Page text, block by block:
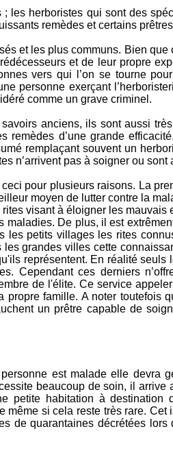
les herboristes qui sont des
remèdes et certains
et les plus communs. Bien que
et de leur propre
vers qui l’on se tourne
personne exerçant
comme un grave criminel.
anciens, ils sont aussi
remèdes d’une grande
remplaçant souvent un
n’arrivent pas à soigner ou sont
pour plusieurs raisons. La
moyen de lutter contre la
visant à éloigner les mauvais
De plus, il est
les petits villages les rites
grandes villes cette
représentent. En réalité seuls
Cependant ces derniers
de l'élite. Ce service
famille. A noter toutefois
un prêtre capable de
est malade elle devra
beaucoup de soin, il arrive
petite habitation à destination
même si cela reste très rare. Cet
de quarantaines décrétées lors